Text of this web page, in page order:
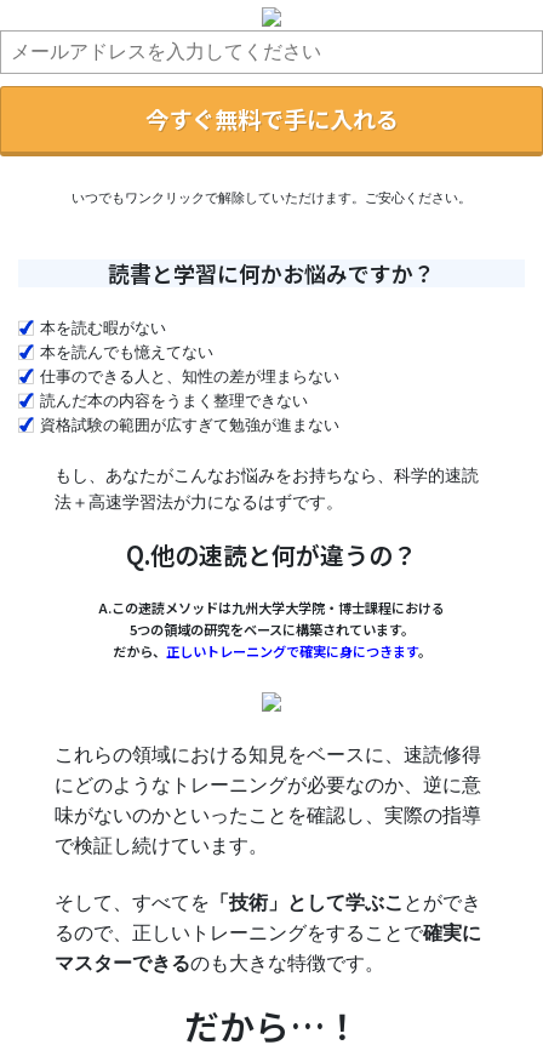
今すぐ無料で手に入れる
いつでもワンクリックで解除していただけます。ご安心ください。
読書と学習に何かお悩みですか？
本を読む暇がない
本を読んでも憶えてない
仕事のできる人と、知性の差が埋まらない
読んだ本の内容をうまく整理できない
資格試験の範囲が広すぎて勉強が進まない
もし、あなたがこんなお悩みをお持ちなら、科学的速読
法＋高速学習法が力になるはずです。
Q.他の速読と何が違うの？
A.この速読メソッドは九州大学大学院・博士課程における
5つの領域の研究をベースに構築されています。
だから、 正しいトレーニングで確実に身につきます。
これらの領域における知見をベースに、速読修得
にどのようなトレーニングが必要なのか、逆に意
味がないのかといったことを確認し、実際の指導
で検証し続けています。
そして、すべてを 「技術」として学ぶこ とができ
るので、正しいトレーニングをすることで確実に
マスターできるのも大きな特徴です。
だから…！